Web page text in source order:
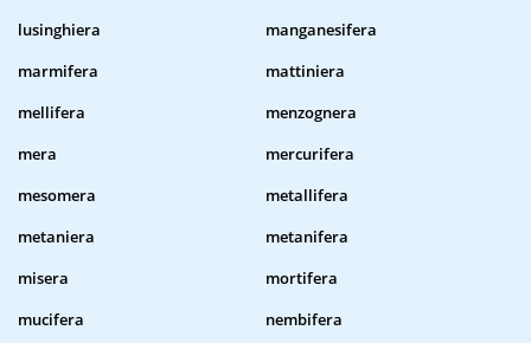
lusinghiera
manganesifera
marmifera
mattiniera
mellifera
menzognera
mera
mercurifera
mesomera
metallifera
metaniera
metanifera
misera
mortifera
mucifera
nembifera